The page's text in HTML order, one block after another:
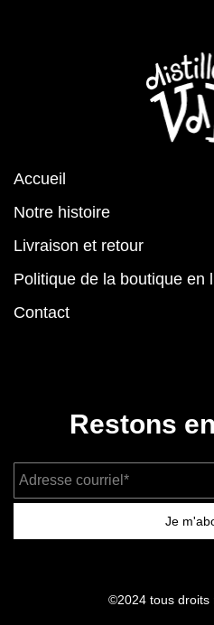
Accueil
Notre histoire
Livraison et retour
Politique de la boutique en
Contact
Restons
Je
©2024 tous droits